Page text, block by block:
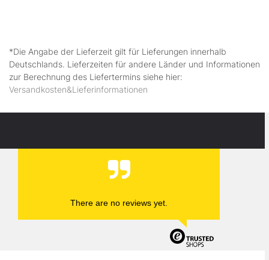
*Die Angabe der Lieferzeit gilt für Lieferungen innerhalb
Deutschlands. Lieferzeiten für andere Länder und Informationen
zur Berechnung des Liefertermins siehe hier:
Versandkosten&Lieferinformationen
There are no reviews yet.